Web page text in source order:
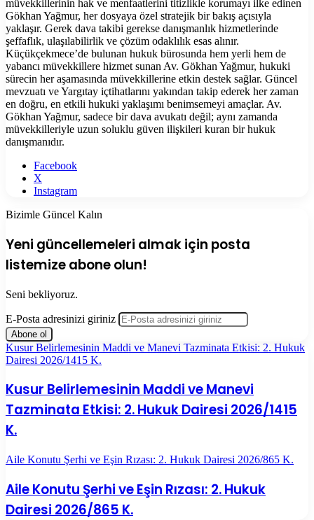
müvekkillerinin hak ve menfaatlerini titizlikle korumayı ilke edinen
Gökhan Yağmur, her dosyaya özel stratejik bir bakış açısıyla
yaklaşır. Gerek dava takibi gerekse danışmanlık hizmetlerinde
şeffaflık, ulaşılabilirlik ve çözüm odaklılık esas alınır.
Küçükçekmece’de bulunan hukuk bürosunda hem yerli hem de
yabancı müvekkillere hizmet sunan Av. Gökhan Yağmur, hukuki
sürecin her aşamasında müvekkillerine etkin destek sağlar. Güncel
mevzuatı ve Yargıtay içtihatlarını yakından takip ederek her zaman
en doğru, en etkili hukuki yaklaşımı benimsemeyi amaçlar. Av.
Gökhan Yağmur, sadece bir dava avukatı değil; aynı zamanda
müvekkilleriyle uzun soluklu güven ilişkileri kuran bir hukuk
danışmanıdır.
Facebook
X
Instagram
Bizimle Güncel Kalın
Yeni güncellemeleri almak için posta
listemize abone olun!
Seni bekliyoruz.
E-Posta adresinizi giriniz
Kusur Belirlemesinin Maddi ve Manevi Tazminata Etkisi: 2. Hukuk
Dairesi 2026/1415 K.
Kusur Belirlemesinin Maddi ve Manevi
Tazminata Etkisi: 2. Hukuk Dairesi 2026/1415
K.
Aile Konutu Şerhi ve Eşin Rızası: 2. Hukuk Dairesi 2026/865 K.
Aile Konutu Şerhi ve Eşin Rızası: 2. Hukuk
Dairesi 2026/865 K.